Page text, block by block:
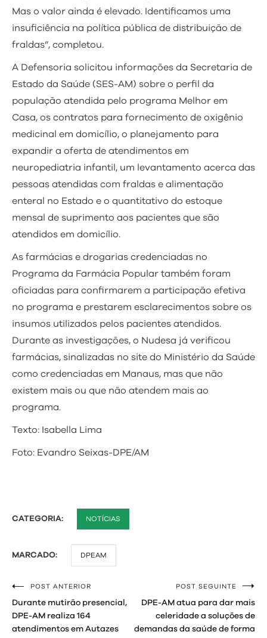
Mas o valor ainda é elevado. Identificamos uma
insuficiência na política pública de distribuição de
fraldas”, completou.
A Defensoria solicitou informações da Secretaria de
Estado da Saúde (SES-AM) sobre o perfil da
população atendida pelo programa Melhor em
Casa, os contratos para fornecimento de oxigênio
medicinal em domicílio, o planejamento para
expandir a oferta de atendimentos em
neuropediatria infantil, um levantamento acerca das
pessoas atendidas com fraldas e alimentação
enteral no Estado e o quantitativo do estoque
mensal de suprimento aos pacientes que são
atendidos em domicílio.
As farmácias e drogarias credenciadas no
Programa da Farmácia Popular também foram
oficiadas para confirmarem a participação efetiva
no programa e prestarem esclarecimentos sobre os
insumos utilizados pelos pacientes atendidos.
Durante as investigações, o Nudesa já verificou
farmácias, sinalizadas no site do Ministério da Saúde
como credenciadas em Manaus, mas que não
existem mais ou que não atendem mais ao
programa.
Texto: Isabella Lima
Foto: Evandro Seixas-DPE/AM
CATEGORIA: NOTÍCIAS
MARCADO: DPEAM
Navegação
de
Post
POST ANTERIOR
Durante mutirão presencial,
DPE-AM realiza 164
atendimentos em Autazes
POST SEGUINTE
DPE-AM atua para dar mais
celeridade a soluções de
demandas da saúde de forma